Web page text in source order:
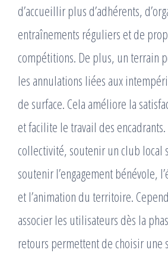
d’accueillir plus d’adhérents,
entraînements réguliers et de
compétitions. De plus, un terrain
les annulations liées aux
de surface. Cela améliore la
et facilite le travail des
collectivité, soutenir un club local
soutenir l’engagement bénévole,
et l’animation du territoire.
associer les utilisateurs dès la
retours permettent de choisir une